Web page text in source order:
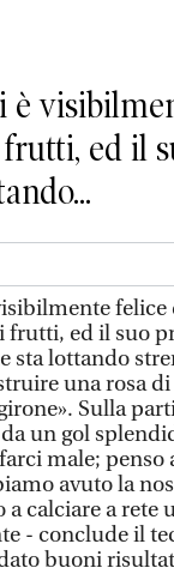
ed il
felice
ed il suo
sta lottando
una rosa
Sulla
un gol
male; penso
avuto la
calciare a rete
- conclude il
buoni